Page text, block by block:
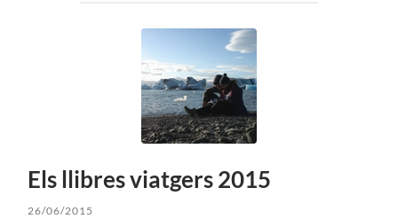
Els llibres viatgers 2015
26/06/2015